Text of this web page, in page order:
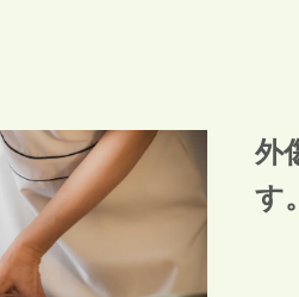
外
す。